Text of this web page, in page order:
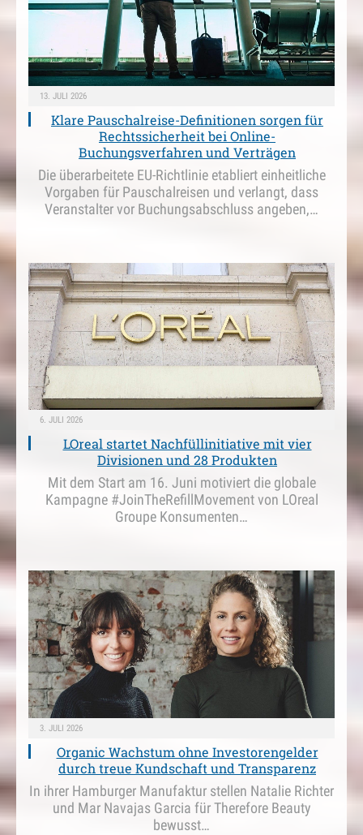
13. JULI 2026
Klare Pauschalreise-Definitionen sorgen für
Rechtssicherheit bei Online-
Buchungsverfahren und Verträgen
Die überarbeitete EU-Richtlinie etabliert einheitliche
Vorgaben für Pauschalreisen und verlangt, dass
Veranstalter vor Buchungsabschluss angeben,…
6. JULI 2026
LOreal startet Nachfüllinitiative mit vier
Divisionen und 28 Produkten
Mit dem Start am 16. Juni motiviert die globale
Kampagne #JoinTheRefillMovement von LOreal
Groupe Konsumenten…
3. JULI 2026
Organic Wachstum ohne Investorengelder
durch treue Kundschaft und Transparenz
In ihrer Hamburger Manufaktur stellen Natalie Richter
und Mar Navajas Garcia für Therefore Beauty
bewusst…